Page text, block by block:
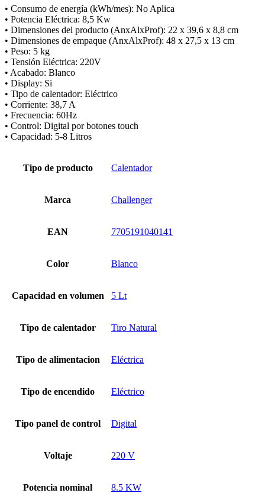
• Consumo de energía (kWh/mes): No Aplica
• Potencia Eléctrica: 8,5 Kw
• Dimensiones del producto (AnxAlxProf): 22 x 39,6 x 8,8 cm
• Dimensiones de empaque (AnxAlxProf): 48 x 27,5 x 13 cm
• Peso: 5 kg
• Tensión Eléctrica: 220V
• Acabado: Blanco
• Display: Si
• Tipo de calentador: Eléctrico
• Corriente: 38,7 A
• Frecuencia: 60Hz
• Control: Digital por botones touch
• Capacidad: 5-8 Litros
Tipo de producto Calentador
Marca Challenger
EAN 7705191040141
Color Blanco
Capacidad en volumen 5 Lt
Tipo de calentador Tiro Natural
Tipo de alimentacion Eléctrica
Tipo de encendido Eléctrico
Tipo panel de control Digital
Voltaje 220 V
Potencia nominal 8.5 KW